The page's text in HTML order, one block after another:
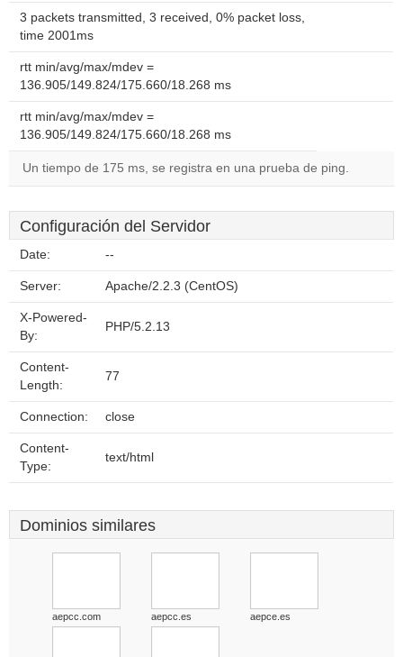
3 packets transmitted, 3 received, 0% packet loss,
time 2001ms
rtt min/avg/max/mdev =
136.905/149.824/175.660/18.268 ms
rtt min/avg/max/mdev =
136.905/149.824/175.660/18.268 ms
Un tiempo de 175 ms, se registra en una prueba de ping.
Configuración del Servidor
Date: --
Server: Apache/2.2.3 (CentOS)
X-Powered-
By:
PHP/5.2.13
Content-
Length:
77
Connection: close
Content-
Type:
text/html
Dominios similares
aepcc.com aepcc.es aepce.es